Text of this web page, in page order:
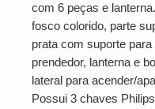
com 6 peças e
fosco colorido, parte
prata com suporte
prendedor, lanterna e
lateral para acender/
Possui 3 chaves